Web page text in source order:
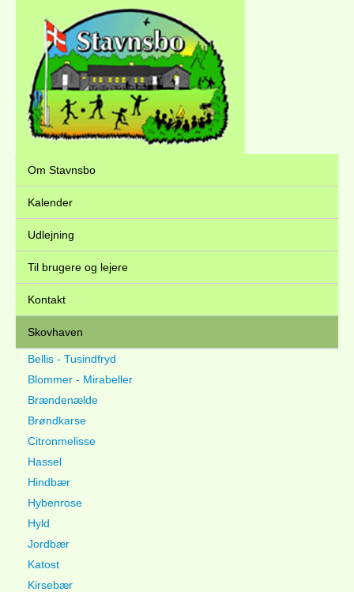
Om Stavnsbo
Kalender
Udlejning
Til brugere og lejere
Kontakt
Skovhaven
Bellis - Tusindfryd
Blommer - Mirabeller
Brændenælde
Brøndkarse
Citronmelisse
Hassel
Hindbær
Hybenrose
Hyld
Jordbær
Katost
Kirsebær